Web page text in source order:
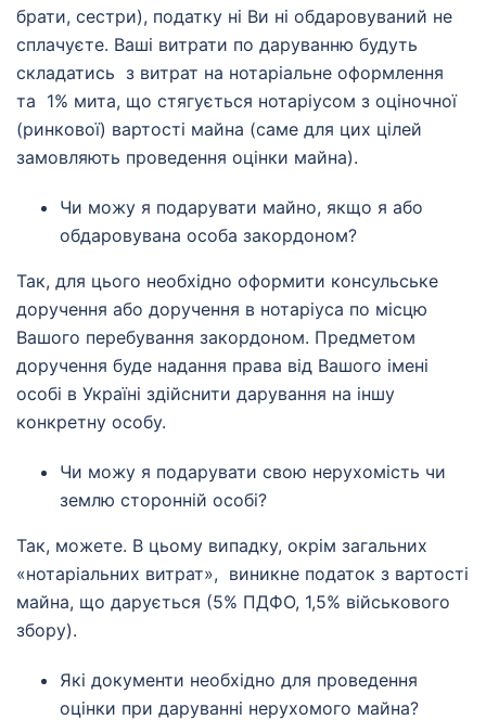
брати, сестри), податку ні Ви ні обдаровуваний не
сплачуєте. Ваші витрати по даруванню будуть
складатись з витрат на нотаріальне оформлення
та 1% мита, що стягується нотаріусом з оціночної
(ринкової) вартості майна (саме для цих цілей
замовляють проведення оцінки майна).
Чи можу я подарувати майно, якщо я або
обдаровувана особа закордоном?
Так, для цього необхідно оформити консульське
доручення або доручення в нотаріуса по місцю
Вашого перебування закордоном. Предметом
доручення буде надання права від Вашого імені
особі в Україні здійснити дарування на іншу
конкретну особу.
Чи можу я подарувати свою нерухомість чи
землю сторонній особі?
Так, можете. В цьому випадку, окрім загальних
«нотаріальних витрат», виникне податок з вартості
майна, що дарується (5% ПДФО, 1,5% військового
збору).
Які документи необхідно для проведення
оцінки при даруванні нерухомого майна?